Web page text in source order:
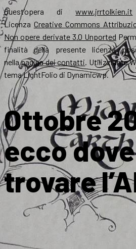
Quest’opera diwww.jrrtolkien.it
Licenza Creative Commons
Non opere derivate 3.0 Unported
finalità della presente licenza
nellapagina dei contatti. Utilizziamo
tema LightFolio di Dynamicwp.
Ottobre
ecco dove
trovare